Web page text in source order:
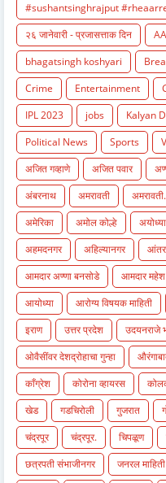
#sushantsinghrajput
२६ जानेवारी - प्रजासत्ताक दिन
bhagatsingh koshyari
Crime
Entertainment
IPL 2023
jobs Kalyan
Political News
Sports
अजित गव्हाणे
अजित पवार
अंबरनाथ
अमरावती अमरावती.
अमेरिका
अमोल कोल्हे
अहमदनगर
अहिल्यानगर
आमदार अण्णा बनसोडे
आमदार महेश
आयोध्या
आरोग्य विषयक माहिती
इराण
उत्तर प्रदेश उदयनराजे
ओवैसींवर देशद्रोहाचा गुन्हा
काँग्रेश
कोरोना व्हायरस
खेड
गडचिरोली गुजरात
चंद्रपूर
चंद्रपूर. चिपळूण
छत्रपती संभाजीनगर
जनरल माहिती